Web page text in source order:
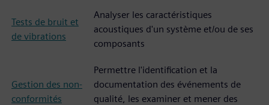
Tests de bruit et
de vibrations
Analyser les caractéristiques
acoustiques d'un système et/ou de ses
composants
Gestion des non-
conformités
Permettre l'identification et la
documentation des événements de
qualité, les examiner et mener des